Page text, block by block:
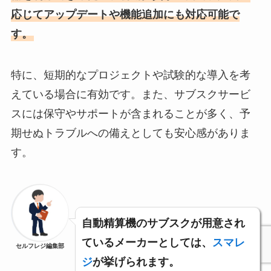
応じてアップデートや機能追加にも対応可能で
す。
特に、短期的なプロジェクトや試験的な導入を考
えている場合に有効です。また、サブスクサービ
スには保守やサポートが含まれることが多く、予
期せぬトラブルへの備えとしても安心感がありま
す。
セルフレジ編集部
自動精算機のサブスクが用意され
ているメーカーとしては、
スマレ
ジが挙げられます。